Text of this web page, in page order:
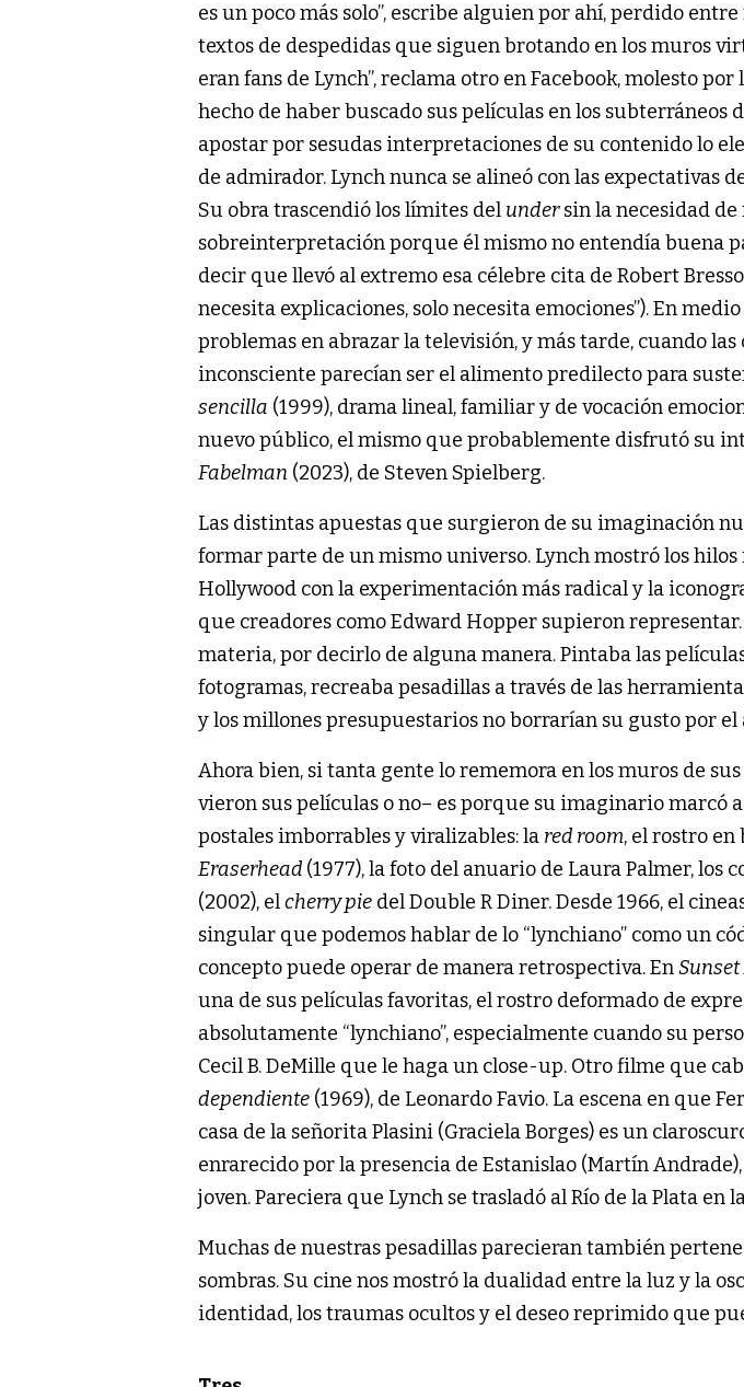
es un poco más solo”, escribe alguien por ahí, perdido
textos de despedidas que siguen brotando en los muros
eran fans de Lynch”, reclama otro en Facebook, molesto
hecho de haber buscado sus películas en los subterráneos
apostar por sesudas interpretaciones de su contenido lo
de admirador. Lynch nunca se alineó con las expectativas
Su obra trascendió los límites del undersin la necesidad
sobreinterpretación porque él mismo no entendía buena
decir que llevó al extremo esa célebre cita de Robert
necesita explicaciones, solo necesita emociones”). En
problemas en abrazar la televisión, y más tarde, cuando
inconsciente parecían ser el alimento predilecto para
sencilla (1999), drama lineal, familiar y de vocación
nuevo público, el mismo que probablemente disfrutó su
Fabelman (2023), de Steven Spielberg.
Las distintas apuestas que surgieron de su imaginación
formar parte de un mismo universo. Lynch mostró los
Hollywood con la experimentación más radical y la
que creadores como Edward Hopper supieron
materia, por decirlo de alguna manera. Pintaba las
fotogramas, recreaba pesadillas a través de las
y los millones presupuestarios no borrarían su gusto por
Ahora bien, si tanta gente lo rememora en los muros de
vieron sus películas o no– es porque su imaginario marcó
postales imborrables y viralizables: la red room, el rostro en
Eraserhead (1977), la foto del anuario de Laura Palmer, los
(2002), elcherry pie del Double R Diner. Desde 1966, el
singular que podemos hablar de lo “lynchiano” como un
concepto puede operar de manera retrospectiva. En
una de sus películas favoritas, el rostro deformado de
absolutamente “lynchiano”, especialmente cuando su
Cecil B. DeMille que le haga un close-up. Otro filme que
dependiente (1969), de Leonardo Favio. La escena en que
casa de la señorita Plasini (Graciela Borges) es un
enrarecido por la presencia de Estanislao (Martín
joven. Pareciera que Lynch se trasladó al Río de la Plata en
Muchas de nuestras pesadillas parecieran también
sombras. Su cine nos mostró la dualidad entre la luz y la
identidad, los traumas ocultos y el deseo reprimido que